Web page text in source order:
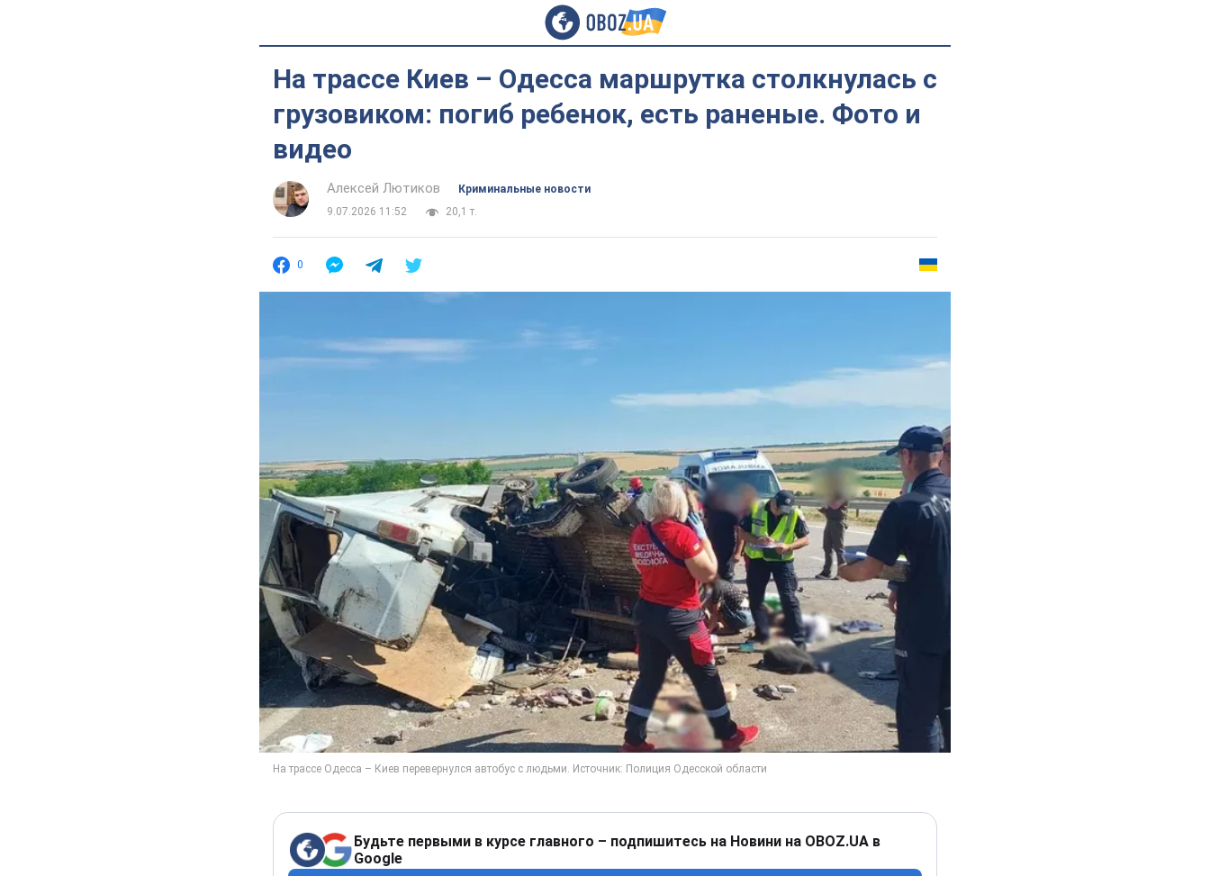
На трассе Киев – Одесса маршрутка столкнулась с
грузовиком: погиб ребенок, есть раненые. Фото и
видео
Алексей Лютиков
Криминальные новости
9.07.2026 11:52
20,1 т.
0
Будьте первыми в курсе главного – подпишитесь на Новини на OBOZ.UA в
Google